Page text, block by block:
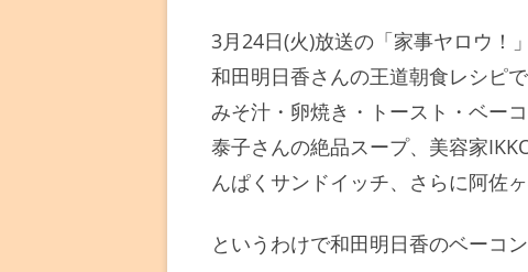
孤独のグルメ 男子ごはん 六本木～麻布
3月24日(火)放送の「家事ヤロウ！
和田明日香さんの王道朝食レシピ
みそ汁・卵焼き・トースト・ベー
泰子さんの絶品スープ、美容家
んぱくサンドイッチ、さらに阿佐
というわけで和田明日香のベーコ